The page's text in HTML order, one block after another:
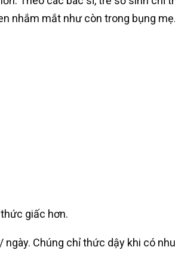
nhắm mắt như còn trong bụng mẹ.
giấc hơn.
Chúng chỉ thức dậy khi có